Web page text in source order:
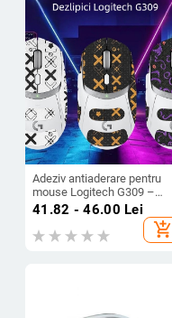
Adeziv antiaderare pentru
mouse Logitech G309 –
absorbant la transpirație,
impermeabil și rezistent la
uzură, acoperire completă a
41.82 - 46.00 Lei
add_shopping_cart